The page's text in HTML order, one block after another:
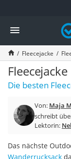
Die beliebtesten
Mode
Boxershorts
Cellulite-Leggings
Herrensocken
Polarisierte
Hausschuhe Herren
Suunto-Uhr
Überzieh-
Sneaker Herren
Geldbörse Herren
Fleecejacke
Die besten
Von: Maja
schreibt
Lektorin:
Das nächste
Wanderrucksack